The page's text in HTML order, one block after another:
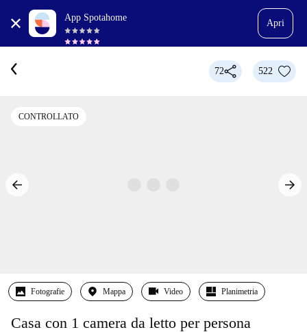
App Spotahome
Apri
72 522
CONTROLLATO
Fotografie Mappa Video Planimetria
Casa con 1 camera da letto per persona